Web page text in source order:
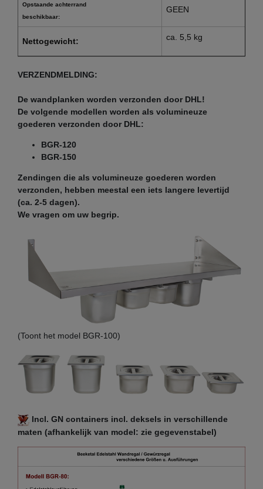
Opstaande achterrand
beschikbaar:
GEEN
Nettogewicht: ca. 5,5 kg
VERZENDMELDING:
De wandplanken worden verzonden door DHL!
De volgende modellen worden als volumineuze
goederen verzonden door DHL:
BGR-120
BGR-150
Zendingen die als volumineuze goederen worden
verzonden, hebben meestal een iets langere levertijd
(ca. 2-5 dagen).
We vragen om uw begrip.
(Toont het model BGR-100)
Incl. GN containers incl. deksels in verschillende
maten (afhankelijk van model: zie gegevenstabel)